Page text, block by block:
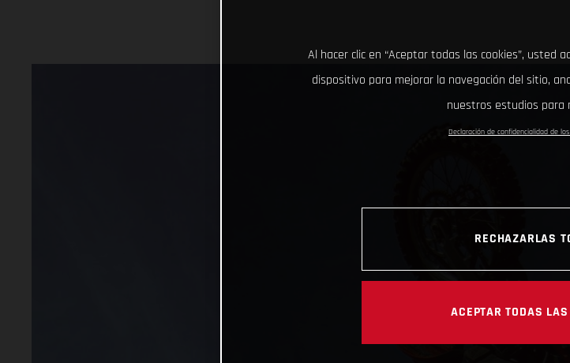
Al hacer clic en “Aceptar todas las cookies”, usted
dispositivo para mejorar la navegación del sitio,
nuestros estudios para
Declaración de confidencialidad de
RECHAZARLAS
ACEPTAR TODAS